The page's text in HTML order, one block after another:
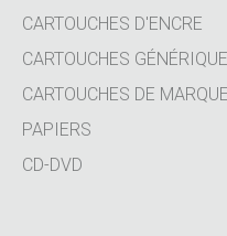
CARTOUCHES D'ENCRE
CARTOUCHES
CARTOUCHES DE
PAPIERS
CD-DVD